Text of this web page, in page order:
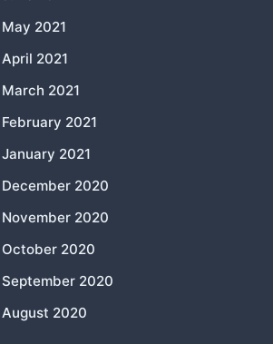
May 2021
April 2021
March 2021
February 2021
January 2021
December 2020
November 2020
October 2020
September 2020
August 2020